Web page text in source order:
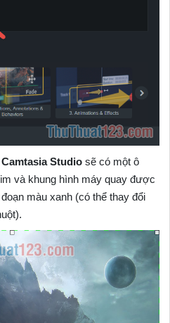
Camtasia Studio sẽ có một ô
và khung hình máy quay được
màu xanh (có thể thay đổi